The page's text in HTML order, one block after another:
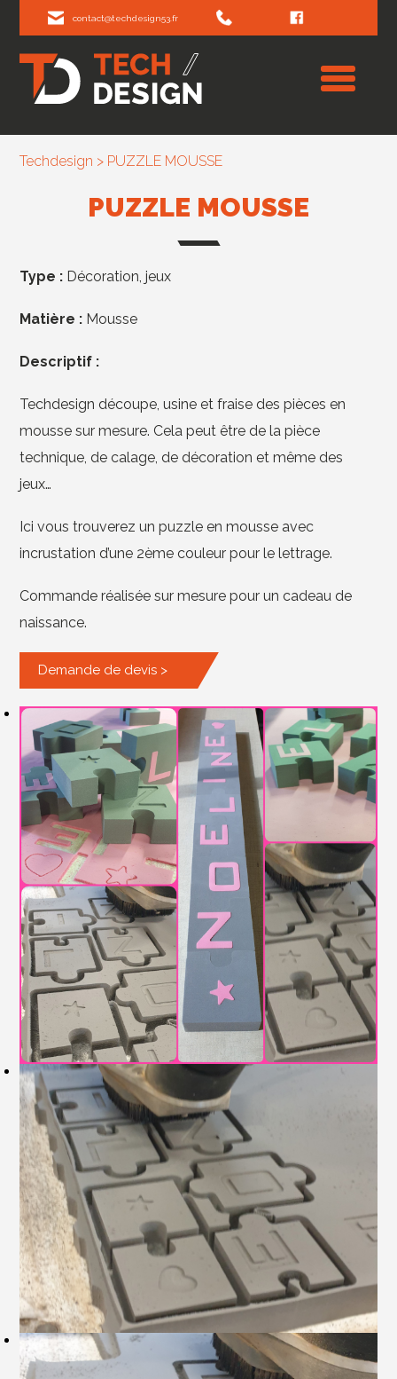
contact@techdesign53.fr
Techdesign > PUZZLE MOUSSE
PUZZLE MOUSSE
Type : Décoration, jeux
Matière : Mousse
Descriptif :
Techdesign découpe, usine et fraise des pièces en
mousse sur mesure. Cela peut être de la pièce
technique, de calage, de décoration et même des
jeux…
Ici vous trouverez un puzzle en mousse avec
incrustation d’une 2ème couleur pour le lettrage.
Commande réalisée sur mesure pour un cadeau de
naissance.
Demande de devis >